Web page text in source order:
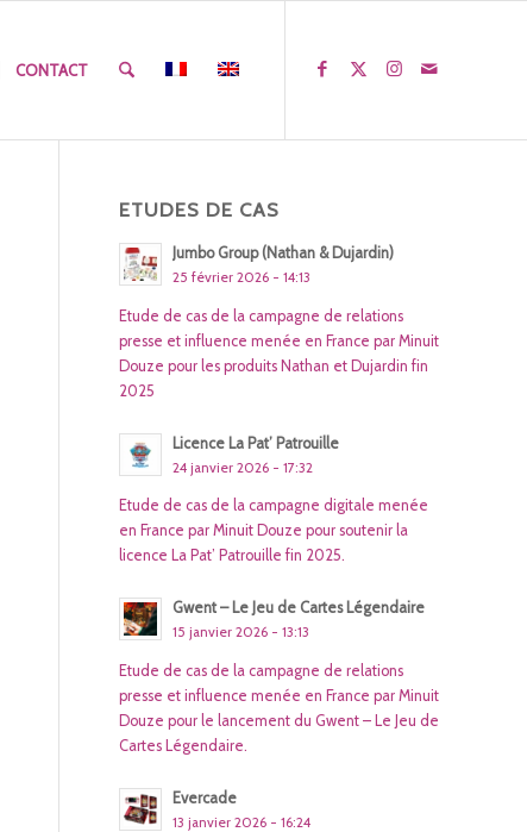
CONTACT
ETUDES DE CAS
Jumbo Group (Nathan & Dujardin)
25 février 2026 - 14:13
Etude de cas de la campagne de relations
presse et influence menée en France par Minuit
Douze pour les produits Nathan et Dujardin fin
2025
Licence La Pat’ Patrouille
24 janvier 2026 - 17:32
Etude de cas de la campagne digitale menée
en France par Minuit Douze pour soutenir la
licence La Pat’ Patrouille fin 2025.
Gwent – Le Jeu de Cartes Légendaire
15 janvier 2026 - 13:13
Etude de cas de la campagne de relations
presse et influence menée en France par Minuit
Douze pour le lancement du Gwent – Le Jeu de
Cartes Légendaire.
Evercade
13 janvier 2026 - 16:24